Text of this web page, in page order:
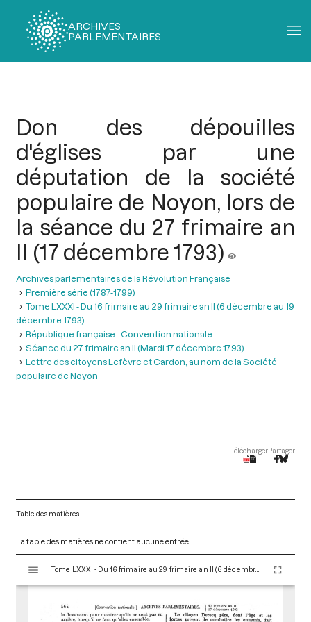
ARCHIVES
PARLEMENTAIRES
Don des dépouilles
d'églises par une
députation de la société
populaire de Noyon, lors de
la séance du 27 frimaire an
II (17 décembre 1793)
Archives parlementaires de la Révolution Française
Première série (1787-1799)
Tome LXXXI - Du 16 frimaire au 29 frimaire an II (6 décembre au 19
décembre 1793)
République française - Convention nationale
Séance du 27 frimaire an II (Mardi 17 décembre 1793)
Lettre des citoyens Lefèvre et Cardon, au nom de la Société
populaire de Noyon
TéléchargerPartager
Table des matières
La table des matières ne contient aucune entrée.
s
Tome LXXXI - Du 16 frimaire au 29 frimaire an II (6 décembre au 19 décembre 1793)